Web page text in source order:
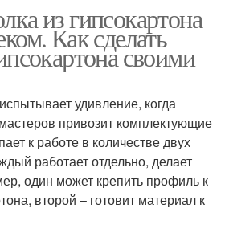
из гипсокартона
Как сделать
своими
удивление, когда
привозит комплектующие
к работе в количестве двух
работает отдельно, делает
один может крепить профиль к
второй – готовит материал к